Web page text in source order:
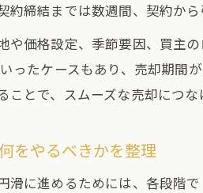
約締結までは数週間、契約か
や価格設定、季節要因、買主
ったケースもあり、売却期間
ことで、スムーズな売却につな
をやるべきかを整理
滑に進めるためには、各段階